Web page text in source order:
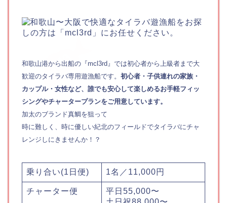
和歌山港から出船の『mcl3rd』では初心者から上級者まで大
歓迎のタイラバ専用遊漁船です。 初心者・子供連れの家族・
カップル・女性など、誰でも安心して楽しめるお手軽フィッ
シングやチャータープランをご用意しています。
加太のブランド真鯛を狙って
時に難しく、時に優しい紀北のフィールドでタイラバにチャ
レンジしにきませんか！？
乗り合い(1日便) 1名／11,000円
チャーター便
平日55,000〜